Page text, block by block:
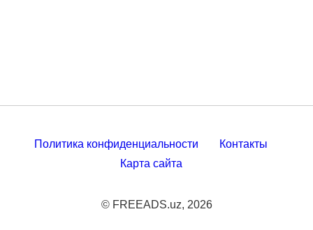
Политика конфиденциальности
Контакты
Карта сайта
© FREEADS.uz, 2026